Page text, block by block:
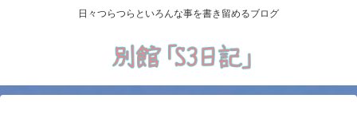
日々つらつらといろんな事を書き留めるブログ